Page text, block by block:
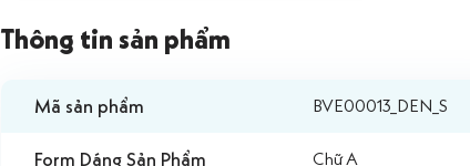
Thông tin sản phẩm
Mã sản phẩm BVE00013_DEN_S
Form Dáng Sản Phẩm Chữ A